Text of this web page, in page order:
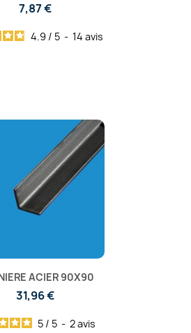
7,87 €
4.9 / 5 - 14 avis
ACIER 90X90
31,96 €
5 / 5 - 2avis